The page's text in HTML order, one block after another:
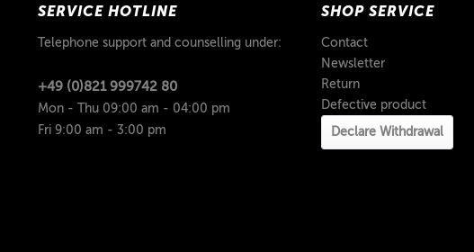
SERVICE HOTLINE
Telephone support and counselling under:
+49 (0)821 999742 80
Mon - Thu 09:00 am - 04:00 pm
Fri 9:00 am - 3:00 pm
SHOP SERVICE
Contact
Newsletter
Return
Defective product
Declare Withdrawal